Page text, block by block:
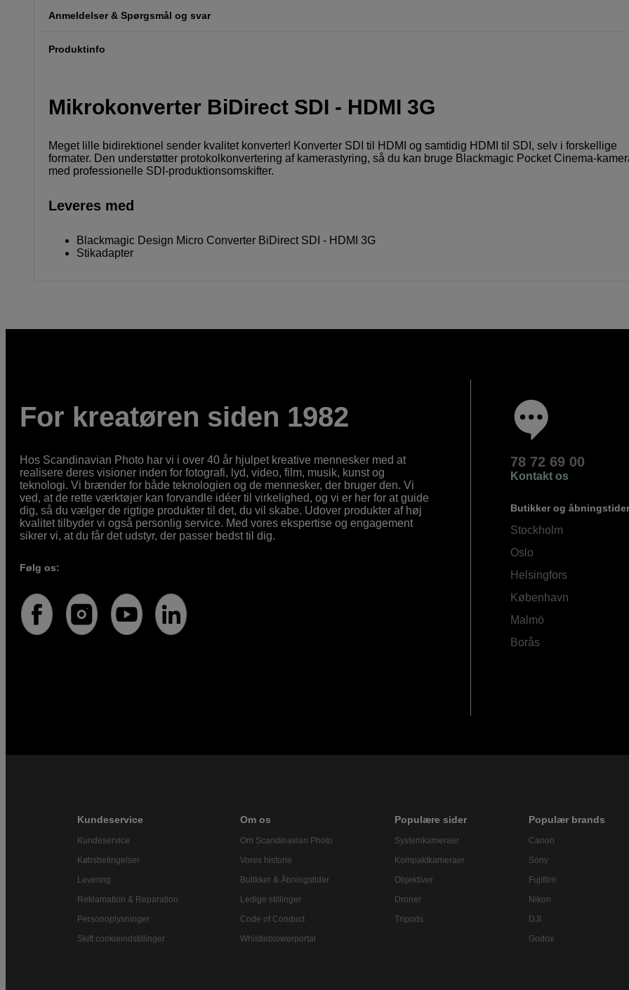
Anmeldelser & Spørgsmål og svar
Produktinfo
Mikrokonverter BiDirect SDI - HDMI 3G
Meget lille bidirektionel sender kvalitet konverter! Konverter SDI til HDMI og samtidig HDMI til SDI, selv i forskellige
formater. Den understøtter protokolkonvertering af kamerastyring, så du kan bruge Blackmagic Pocket Cinema-
med professionelle SDI-produktionsomskifter.
Leveres med
Blackmagic Design Micro Converter BiDirect SDI - HDMI 3G
Stikadapter
For kreatøren siden 1982
Hos Scandinavian Photo har vi i over 40 år hjulpet kreative mennesker med at
realisere deres visioner inden for fotografi, lyd, video, film, musik, kunst og
teknologi. Vi brænder for både teknologien og de mennesker, der bruger den. Vi
ved, at de rette værktøjer kan forvandle idéer til virkelighed, og vi er her for at guide
dig, så du vælger de rigtige produkter til det, du vil skabe. Udover produkter af høj
kvalitet tilbyder vi også personlig service. Med vores ekspertise og engagement
sikrer vi, at du får det udstyr, der passer bedst til dig.
Følg os:
78 72 69 00
Kontakt os
Butikker og
Stockholm
Oslo
Helsingfors
København
Malmö
Borås
Kundeservice
Kundeservice
Købsbetingelser
Levering
Reklamation & Reparation
Personoplysninger
Skift cookieindstillinger
Om os
Om Scandinavian Photo
Vores historie
Butikker & Åbningstider
Ledige stillinger
Code of Conduct
Whistleblowerportal
Populære sider
Systemkameraer
Kompaktkameraer
Objektiver
Droner
Tripods
Populær brands
Canon
Sony
Fujifilm
Nikon
DJI
Godox